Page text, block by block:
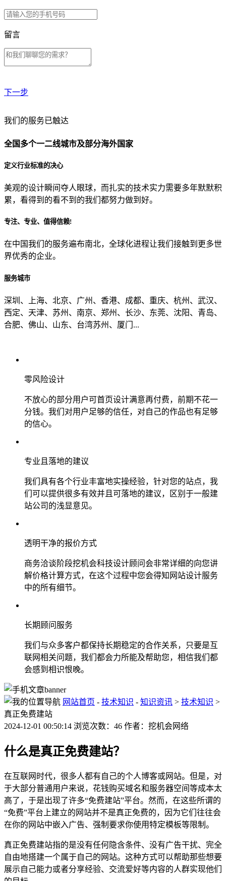
留言
下一步
贵公司预算范围是？
贵公司的团队规模是？
目前主要的营销渠道是？
我们的服务已触达
全国多个一二线城市及部分海外国家
定义行业标准的决心
美观的设计瞬间夺人眼球，而扎实的技术实力需要多年默默积
累，看得到的看不到的我们都努力做到好。
专注、专业、值得信赖!
在中国我们的服务遍布南北，全球化进程让我们接触到更多世
界优秀的企业。
服务城市
深圳、上海、北京、广州、香港、成都、重庆、杭州、武汉、
西定、天津、苏州、南京、郑州、长沙、东莞、沈阳、青岛、
合肥、佛山、山东、台湾苏州、厦门...
零风险设计
不放心的部分用户可首页设计满意再付费，前期不花一
分钱。我们对用户足够的信任，对自己的作品也有足够
的信心。
专业且落地的建议
我们具有各个行业丰富地实操经验，针对您的站点，我
们可以提供很多有效并且可落地的建议，区别于一般建
站公司的浅显意见。
透明干净的报价方式
商务洽谈阶段挖机会科技设计顾问会非常详细的向您讲
解价格计算方式，在这个过程中您会得知网站设计服务
中的所有细节。
长期顾问服务
我们与众多客户都保持长期稳定的合作关系，只要是互
联网相关问题，我们都会力所能及帮助您，相信我们都
会感到相识恨晚。
网站首页 - 技术知识 - 知识资讯 > 技术知识 >
真正免费建站
2024-12-01 00:50:14 浏览次数：46 作者：挖机会网络
什么是真正免费建站？
在互联网时代，很多人都有自己的个人博客或网站。但是，对
于大部分普通用户来说，花钱购买域名和服务器空间等成本太
高了，于是出现了许多“免费建站”平台。然而，在这些所谓的
“免费”平台上建立的网站并不是真正免费的，因为它们往往会
在你的网站中嵌入广告、强制要求你使用特定模板等限制。
真正免费建站指的是没有任何隐含条件、没有广告干扰、完全
自由地搭建一个属于自己的网站。这种方式可以帮助那些想要
展示自己能力或者分享经验、交流爱好等内容的人群实现他们